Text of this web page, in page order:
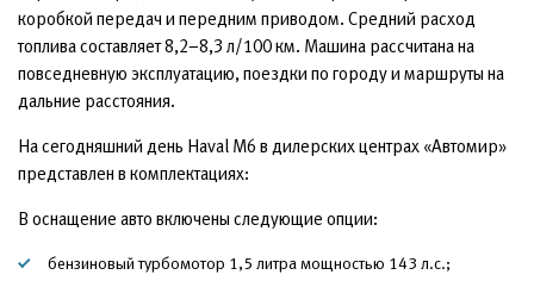
коробкой передач и передним приводом. Средний расход
топлива составляет 8,2–8,3 л/100 км. Машина рассчитана на
повседневную эксплуатацию, поездки по городу и маршруты на
дальние расстояния.
На сегодняшний день Haval M6 в дилерских центрах «Автомир»
представлен в комплектациях:
В оснащение авто включены следующие опции:
бензиновый турбомотор 1,5 литра мощностью 143 л.с.;